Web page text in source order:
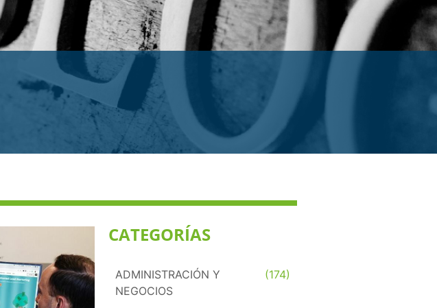
CATEGORÍAS
ADMINISTRACIÓN Y
NEGOCIOS
(174)